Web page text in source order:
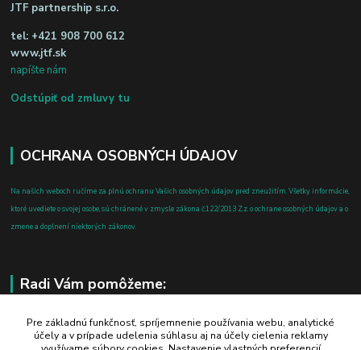
JTF partnership s.r.o.
tel: +421 908 700 612
www.jtf.sk
napíšte nám
Odstúpiť od zmluvy tu
OCHRANA OSOBNÝCH ÚDAJOV
Na našich weboch ručíme za plnú ochranu Vašich osobných údajov pred zneužitím. Všetky informácie,
ktoré uvediete o svojej osobe, sú chránené v zmysle zákona č.122/2013 Z.z. o ochrane osobných údajov a o
zmene a doplnení niektorých zákonov.
Radi Vám pomôžeme:
+421 908 700 612
po-pia: 8.00 - 16.00
Pre základnú funkčnosť, spríjemnenie používania webu, analytické
účely a v prípade udelenia súhlasu aj na účely cielenia reklamy